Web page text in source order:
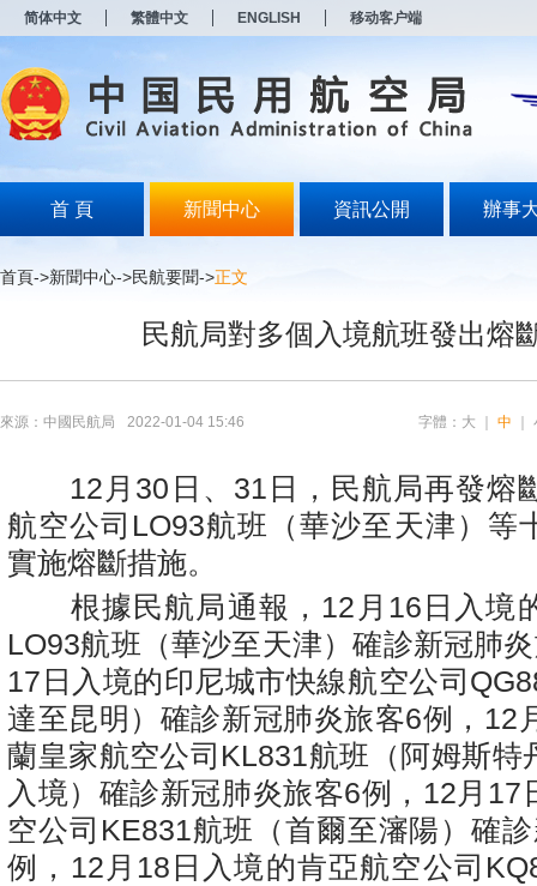
简体中文 繁體中文 ENGLISH 移动客户端
首 頁 新聞中心 資訊公開 辦事
首頁->新聞中心->民航要聞->正文
民航局對多個入境航班發出熔
來源：中國民航局 2022-01-04 15:46 字體： 大 中
12 月 30 日、 31 日，民航局再發熔
航空公司 LO93航班（華沙至天津）等
實施熔斷措施。
根據民航局通報， 12 月 16 日入境
LO93航班（華沙至天津）確診新冠肺
17 日入境的印尼城市快線航空公司
達至昆明）確診新冠肺炎旅客6例， 12
蘭皇家航空公司 KL831航班（阿姆斯特
入境）確診新冠肺炎旅客6例， 12 月 17
空公司 KE831航班（首爾至瀋陽）確
例， 12 月 18 日入境的肯亞航空公司
打
开
无
障
说
按
Alt
开